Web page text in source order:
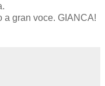
a gran voce. GIANCA!